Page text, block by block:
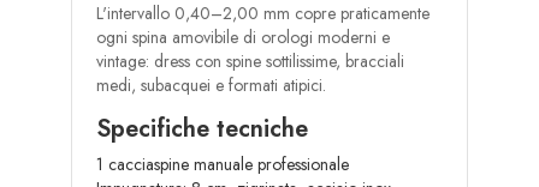
L'intervallo 0,40–2,00 mm copre praticamente
ogni spina amovibile di orologi moderni e
vintage: dress con spine sottilissime, bracciali
medi, subacquei e formati atipici.
Specifiche tecniche
1 cacciaspine manuale professionale